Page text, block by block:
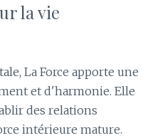
la vie
La Force apporte une
et d'harmonie. Elle
des relations
intérieure mature.